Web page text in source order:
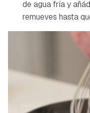
de agua fría y
remueves hasta